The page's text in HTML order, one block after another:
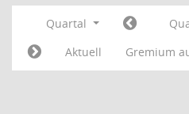
Quartal
Aktuell
Gremium